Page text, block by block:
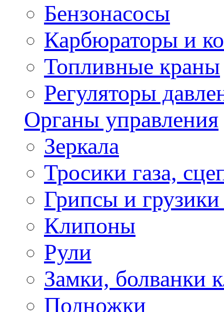
Бензонасосы
Карбюраторы и
Топливные краны
Регуляторы
Органы управления
Зеркала
Тросики газа,
Грипсы и грузики
Клипоны
Рули
Замки, болванки
Подножки